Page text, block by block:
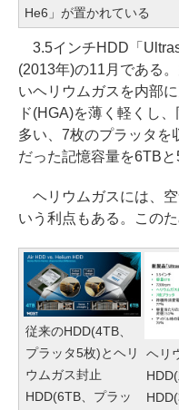
He6」が置かれている
3.5インチHDD「
(2013年)の11月である
いヘリウムガスを内部
ド(HGA)を薄く軽くし
多い、7枚のプラッタを
だった記憶容量を6TBと
ヘリウムガスには、空
いう利点もある。この
従来のHDD(4TB、
プラッタ5枚)とヘリ
ウムガス封止
HDD(6TB、プラッ
ヘリ